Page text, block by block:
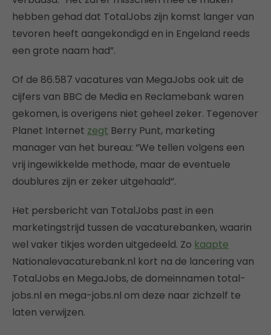
hebben gehad dat TotalJobs zijn komst langer van
tevoren heeft aangekondigd en in Engeland reeds
een grote naam had”.
Of de 86.587 vacatures van MegaJobs ook uit de
cijfers van BBC de Media en Reclamebank waren
gekomen, is overigens niet geheel zeker. Tegenover
Planet Internet zegt Berry Punt, marketing
manager van het bureau: “We tellen volgens een
vrij ingewikkelde methode, maar de eventuele
doublures zijn er zeker uitgehaald”.
Het persbericht van TotalJobs past in een
marketingstrijd tussen de vacaturebanken, waarin
wel vaker tikjes worden uitgedeeld. Zo kaapte
Nationalevacaturebank.nl kort na de lancering van
TotalJobs en MegaJobs, de domeinnamen total-
jobs.nl en mega-jobs.nl om deze naar zichzelf te
laten verwijzen.